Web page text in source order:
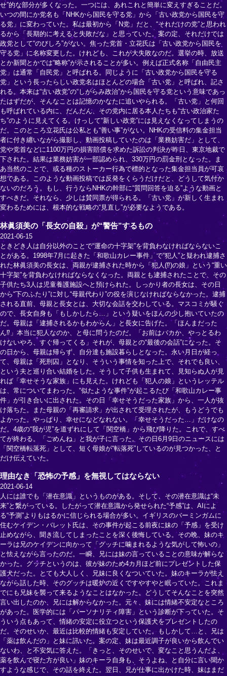
せ”的な部分が多くなった。一つには、あれこれと簡単に変えすぎることだ。
いつの間にか党名も「NHKから国民を守る党」から「古い政党から国民を守
る党」に変わっていた。私は最初から「N党」だと、“それだけの党”と思われ
るから「長期的に考えると失敗だな」と思っていた。案の定、それだけでは
政党として“のびしろ”がない。焦った党首・立花氏は「古い政党から国民を
守る党」に名称変更した。けれども、これが大失敗なのだ。選挙の時、放送
とか新聞とかでは“略称”が示されることが多い。例えば正式名称「自由民主
党」は通常「自民党」と呼ばれる。同じように「古い政党から国民を守る
党」という長ったらしい政党名はほとんどの場合「古い党」と呼ばれ、記さ
れる。本来は“古い政党”の“しがらみ政治”から国民を守る党という意味であっ
たはずだが、そんなことは記憶のかなたに追いやられる。「古い党」と何回
も呼ばれている内に、だんだん、その党内に居る本人たちも“古い政治家た
ち”のように見えてくる。けっして“新しい政党”には見えなくなってしまうの
だ。このところ立花氏は公私とも“善い事”がない。NHKの受信料の集金担当
者に付き纏いながら撮影し、動画投稿していたのは「業務妨害だ」として、
党や党首などに1100万円の損害賠償を求めた訴訟の判決が昨日、東京地裁で
下された。結果は業務妨害が一部認められ、330万円の罰金刑となった。ま
あ当然のことで、或る種のストーカー行為で標的となった集金担当員が可哀
想である。このような動画投稿では反発をくらうだけだと、どうして気付か
ないのだろう。もし、行うならNHKの幹部に“質問回答を迫る”ような動画と
すべきだ。それなら、少しは賛同票が得られる。「古い党」が新しく生まれ
変わるためには、根本的な戦略の“見直し”が必要なようである。
林眞須美の「長女の自殺」が“警告”するもの
2021-06-15
ときどき人は自分以外のことで“運命の十字架”を背負わなければならないこ
とがある。1998年7月に起きた「和歌山カレー事件」で“犯人”と疑われ逮捕さ
れた林眞須美の長女は、両親が逮捕された時から「犯人(⁉)の娘」という“重い
十字架”を背負わなければならなくなった。両親とも逮捕されたことで、その
子供たち3人は児童養護施設へと預けられた。しっかり者の長女は、その日
から“下のふたり”に対し“母親代わり”の役を演じなければならなかった。逮捕
される直前、母親と長女とは、大切な会話を交わしている。マスコミが騒ぐ
ので、長女自身も「もしかしたら…」という疑いをほんの少し抱いていたの
だ。母親は「逮捕されるかもわからん」と長女に告げた。「ほんまだった
ん⁉」本当に犯人なのか、と母に問うたのだ。「お前はバカか、やっとるわ
けないやろ、すぐ帰ってくる」それが、母親との“最後の会話”になった。そ
の日から、母親は帰らず、自分達も施設暮らしとなった。永い月日が経っ
て、母親は「死刑囚」となり、そういう事情を知った上で、それでも良い、
という夫と巡り合い結婚をした。そうして子供も生まれて、見知らぬ人が見
れば「幸せそうな家族」にも見えた。けれども「犯人の娘」というレッテル
は、常についてまわった。“似たような事件”が起こるたび「和歌山カレー事
件」が引き合いに出された。その日「幸せそうだった家族」から、一人が抜
け落ちた。また母親の「再審請求」が出されて受理されたが、もうどうでも
よかった。やっぱり、幸せになどなれない。「幸せそうだった…」だけなの
だ。4歳の“我が児”を道ずれにして「関空橋」から飛び降りた。これで、すべ
てが終わる。「ごめんね」と我が子に言った。その日6月9日のニュースには
「関空橋転落死」として、短く母娘が“転落死”しているのが見つかった、と
だけ伝えていた。
理由なき「恐怖の予感」を無視してはならない
2021-06-14
人には誰でも「潜在意識」というものがある。そして、その潜在意識は“未
来”と繋がっている。したがって潜在意識から発せられた“予感”は、AIによ
る“予測”よりもはるかに信じられる場合が多い。イギリスのバーミンガムに
住むケイデン・バレット氏は、その事件が起こる前夜に妹の「予感」を受け
止めながら、聞き流してしまったことを深く後悔している。その晩、妹のキ
ーラは兄のケイデンに向かって「グッチに噛まれるような気がして怖いの」
と怯えながら言ったのだ。一瞬、兄には妹の言っていることの意味が解らな
かった。グッチというのは、彼が妹のため4カ月ほど前にプレゼントした保
護犬だった。とても大人しく、兄妹に良くなついていた。妹のキーラが怯え
ながら話した時、そのグッチは暖炉の近くですやすやと眠っていた。これま
でにも兄妹を襲って来るようなことはなかった。どうしてそんなことを突然
言い出したのか、兄には解からなかった。元々、妹には情緒不安定なところ
があった。医学的には「パーソナリティ障害」という診断が下っていた。そ
ういう点もあって、情緒の安定に役立つという保護犬をプレゼントしたの
だ。そのせいか、最近は比較的情緒も安定していた。もしかして…と、兄は
「薬は飲んだの」と妹に訊いた。案の定、妹は最近調子が良いから飲んでい
ないわ、と不安気に答えた。「きっと、そのせいで、変なこと思うんだよ、
薬を飲んで寝た方が良い」妹のキーラ自身も、そうよね、と自分に言い聞か
すような感じで、その話を終えた。翌日、兄が仕事に出かけた時、妹はまだ